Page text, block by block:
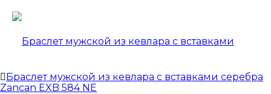
Браслет мужской из кевлара с вставками серебра
Zancan EXB 584 NE